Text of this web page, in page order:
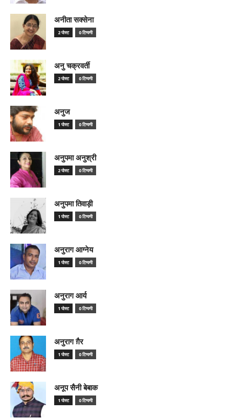
अनीता सक्सेना
2 पोस्ट 0 टिप्पणी
अनु चक्रवर्ती
2 पोस्ट 0 टिप्पणी
अनुज
1 पोस्ट 0 टिप्पणी
अनुपमा अनुश्री
2 पोस्ट 0 टिप्पणी
अनुपमा तिवाड़ी
1 पोस्ट 0 टिप्पणी
अनुराग आग्नेय
1 पोस्ट 0 टिप्पणी
अनुराग आर्य
1 पोस्ट 0 टिप्पणी
अनुराग ग़ैर
1 पोस्ट 0 टिप्पणी
अनूप सैनी बेबाक
1 पोस्ट 0 टिप्पणी